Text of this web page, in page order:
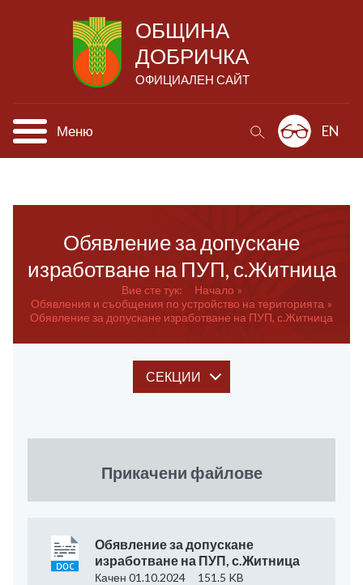
ОБЩИНА
ДОБРИЧКА
ОФИЦИАЛЕН САЙТ
Меню EN
Обявление за допускане
изработване на ПУП, с.Житница
Вие сте тук:
Начало
Обявления и съобщения по устройство на територията
Обявление за допускане изработване на ПУП, с.Житница
СЕКЦИИ
Прикачени файлове
Обявление за допускане
изработване на ПУП, с.Житница
Качен 01.10.2024 151.5 KB